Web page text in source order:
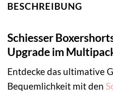
BESCHREIBUNG
Schiesser
Upgrade im
Entdecke das ultimative
Bequemlichkeit mit den